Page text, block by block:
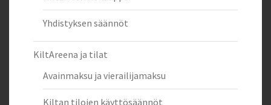
Yhdistyksen säännöt
KiltAreena ja tilat
Avainmaksu ja vierailijamaksu
Kiltan tilojen käyttösäännöt